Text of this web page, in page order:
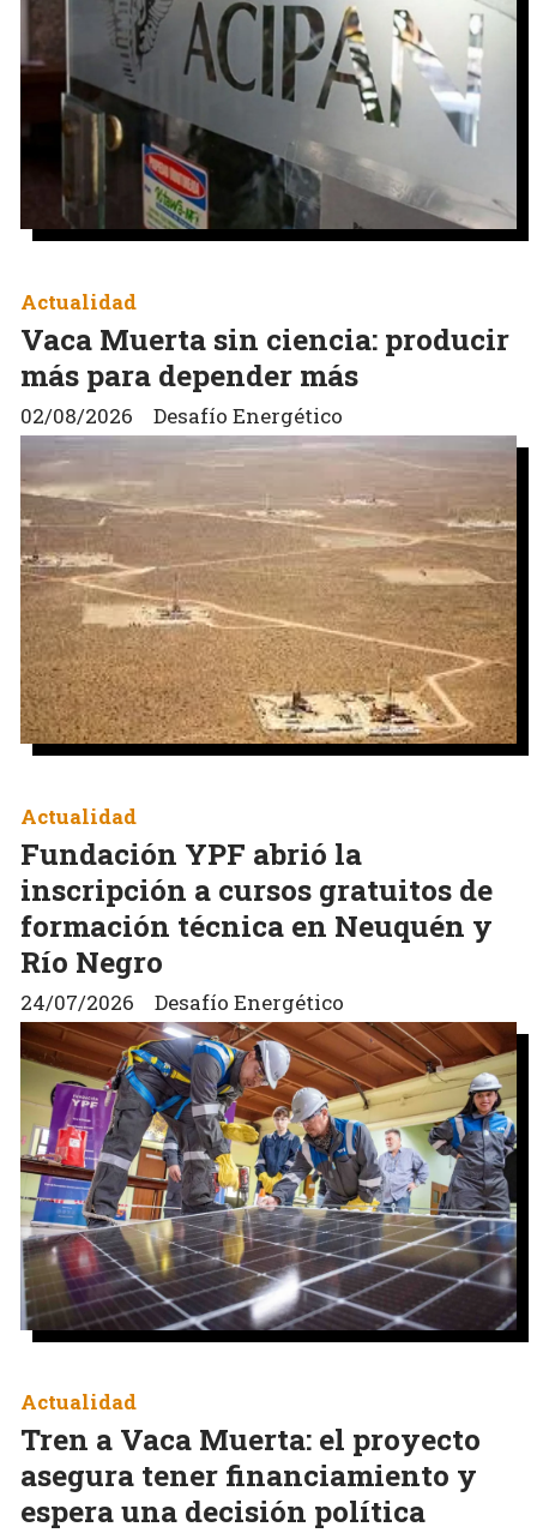
Vaca Muerta sin ciencia: producir
más para depender más
Desafío Energético
Actualidad
02/08/2026
Fundación YPF abrió la
inscripción a cursos gratuitos de
formación técnica en Neuquén y
Río Negro
Desafío Energético
Actualidad
24/07/2026
Tren a Vaca Muerta: el proyecto
asegura tener financiamiento y
espera una decisión política
Actualidad